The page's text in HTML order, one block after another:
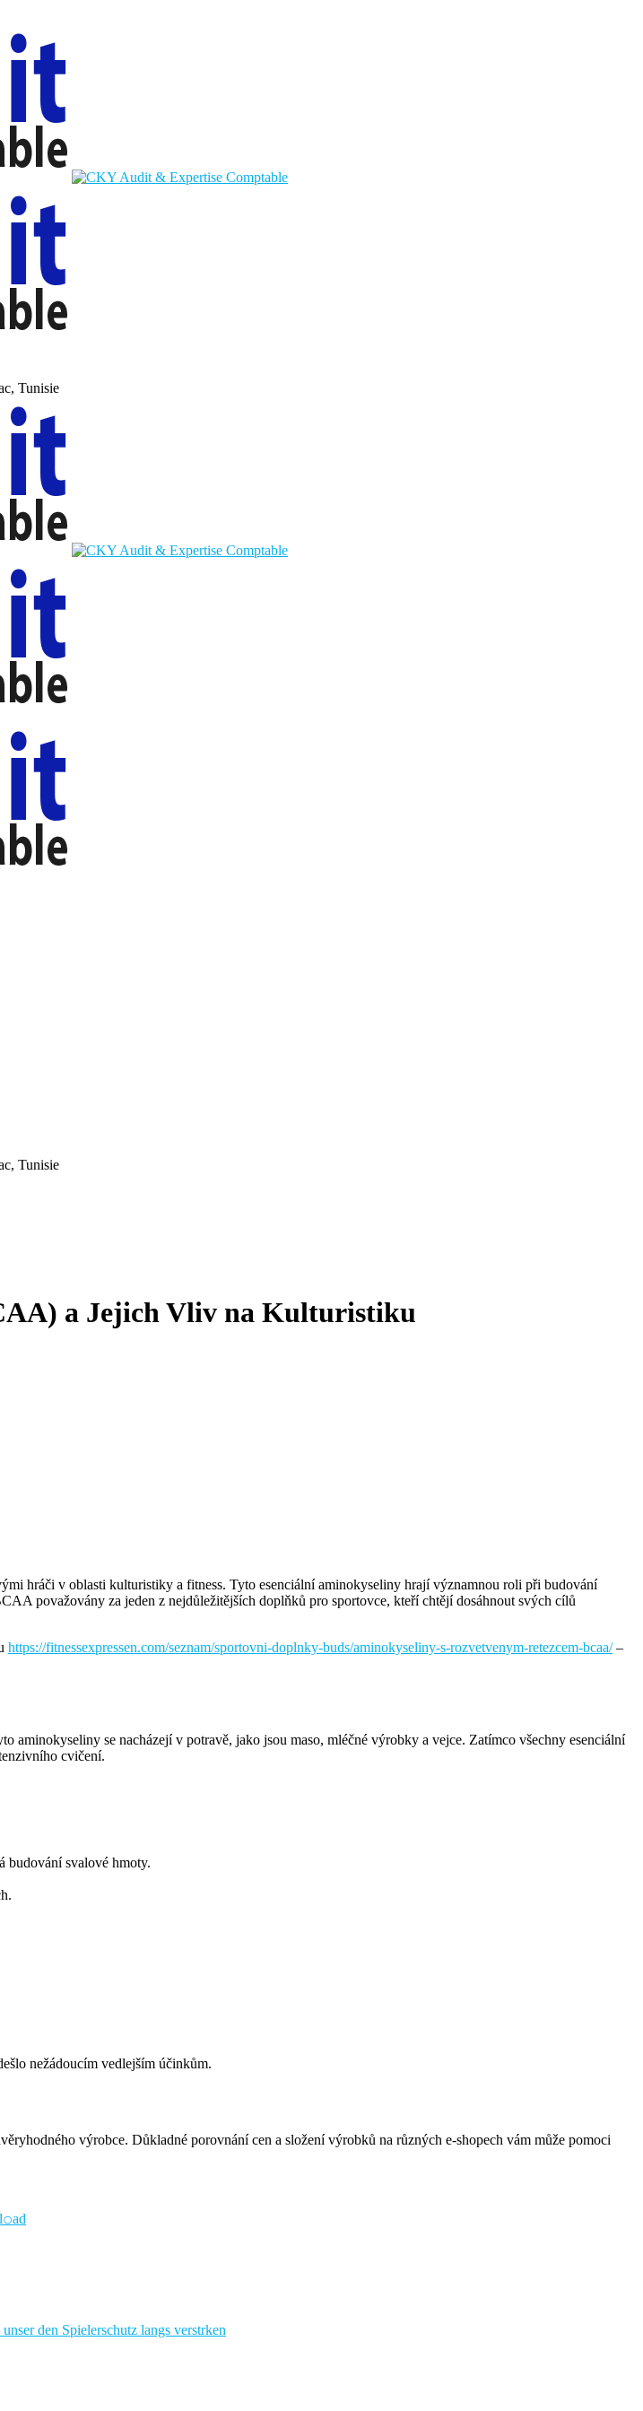
Tunisie
Tunisie
a Jejich Vliv na Kulturistiku
hráči v oblasti kulturistiky a fitness. Tyto esenciální aminokyseliny hrají významnou roli při budování
považovány za jeden z nejdůležitějších doplňků pro sportovce, kteří chtějí dosáhnout svých cílů
https://fitnessexpressen.com/seznam/sportovni-doplnky-buds/aminokyseliny-s-rozvetvenym-retezcem-bcaa/–
se nacházejí v potravě, jako jsou maso, mléčné výrobky a vejce. Zatímco všechny esenciální
cvičení.
budování svalové hmoty.
nežádoucím vedlejším účinkům.
výrobce. Důkladné porovnání cen a složení výrobků na různých e-shopech vám může pomoci
den Spielerschutz langs verstrken